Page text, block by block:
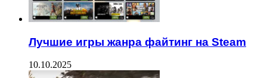
Лучшие игры жанра файтинг на Steam
10.10.2025